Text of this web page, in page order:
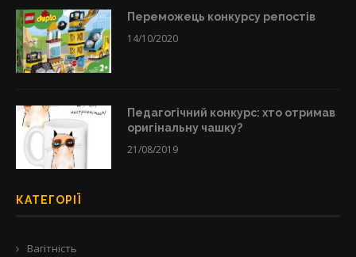
Переможець конкурсу репостів
14/10/2020
Педагогічний конкурс: хто отримав
оригінальну чашку?
21/08/2019
КАТЕГОРІЇ
Вагітність